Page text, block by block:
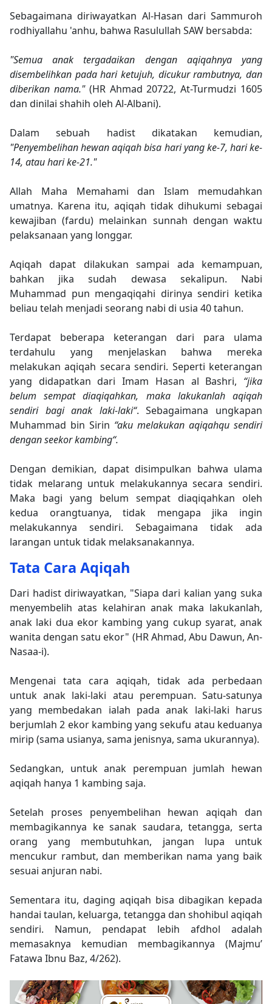
Sebagaimana diriwayatkan Al-Hasan dari Sammuroh
rodhiyallahu 'anhu, bahwa Rasulullah SAW bersabda:
"Semua anak tergadaikan dengan aqiqahnya yang
disembelihkan pada hari ketujuh, dicukur rambutnya, dan
diberikan nama."(HR Ahmad 20722, At-Turmudzi 1605
dan dinilai shahih oleh Al-Albani).
Dalam sebuah hadist dikatakan kemudian,
"Penyembelihan hewan aqiqah bisa hari yang ke-7, hari ke-
14, atau hari ke-21."
Allah Maha Memahami dan Islam memudahkan
umatnya. Karena itu, aqiqah tidak dihukumi sebagai
kewajiban (fardu) melainkan sunnah dengan waktu
pelaksanaan yang longgar.
Aqiqah dapat dilakukan sampai ada kemampuan,
bahkan jika sudah dewasa sekalipun. Nabi
Muhammad pun mengaqiqahi dirinya sendiri ketika
beliau telah menjadi seorang nabi di usia 40 tahun.
Terdapat beberapa keterangan dari para ulama
terdahulu yang menjelaskan bahwa mereka
melakukan aqiqah secara sendiri. Seperti keterangan
yang didapatkan dari Imam Hasan al Bashri, “jika
belum sempat diaqiqahkan, maka lakukanlah aqiqah
sendiri bagi anak laki-laki“. Sebagaimana ungkapan
Muhammad bin Sirin “aku melakukan aqiqahqu sendiri
dengan seekor kambing“.
Dengan demikian, dapat disimpulkan bahwa ulama
tidak melarang untuk melakukannya secara sendiri.
Maka bagi yang belum sempat diaqiqahkan oleh
kedua orangtuanya, tidak mengapa jika ingin
melakukannya sendiri. Sebagaimana tidak ada
larangan untuk tidak melaksanakannya.
Tata Cara Aqiqah
Dari hadist diriwayatkan, "Siapa dari kalian yang suka
menyembelih atas kelahiran anak maka lakukanlah,
anak laki dua ekor kambing yang cukup syarat, anak
wanita dengan satu ekor" (HR Ahmad, Abu Dawun, An-
Nasaa-i).
Mengenai tata cara aqiqah, tidak ada perbedaan
untuk anak laki-laki atau perempuan. Satu-satunya
yang membedakan ialah pada anak laki-laki harus
berjumlah 2 ekor kambing yang sekufu atau keduanya
mirip (sama usianya, sama jenisnya, sama ukurannya).
Sedangkan, untuk anak perempuan jumlah hewan
aqiqah hanya 1 kambing saja.
Setelah proses penyembelihan hewan aqiqah dan
membagikannya ke sanak saudara, tetangga, serta
orang yang membutuhkan, jangan lupa untuk
mencukur rambut, dan memberikan nama yang baik
sesuai anjuran nabi.
Sementara itu, daging aqiqah bisa dibagikan kepada
handai taulan, keluarga, tetangga dan shohibul aqiqah
sendiri. Namun, pendapat lebih afdhol adalah
memasaknya kemudian membagikannya (Majmu’
Fatawa Ibnu Baz, 4/262).